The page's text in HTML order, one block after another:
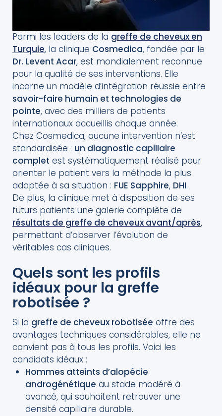
Parmi les leaders de la greffe de cheveux en
Turquie, la clinique Cosmedica, fondée par le
Dr. Levent Acar, est mondialement reconnue
pour la qualité de ses interventions. Elle
incarne un modèle d’intégration réussie entre
savoir-faire humain et technologies de
pointe, avec des milliers de patients
internationaux accueillis chaque année.
Chez Cosmedica, aucune intervention n’est
standardisée : un diagnostic capillaire
complet est systématiquement réalisé pour
orienter le patient vers la méthode la plus
adaptée à sa situation : FUE Sapphire, DHI.
De plus, la clinique met à disposition de ses
futurs patients une galerie complète de
résultats de greffe de cheveux avant/après,
permettant d’observer l’évolution de
véritables cas cliniques.
Quels sont les profils
idéaux pour la greffe
robotisée ?
Si la greffe de cheveux robotisée offre des
avantages techniques considérables, elle ne
convient pas à tous les profils. Voici les
candidats idéaux :
Hommes atteints d’alopécie
androgénétique au stade modéré à
avancé, qui souhaitent retrouver une
densité capillaire durable.